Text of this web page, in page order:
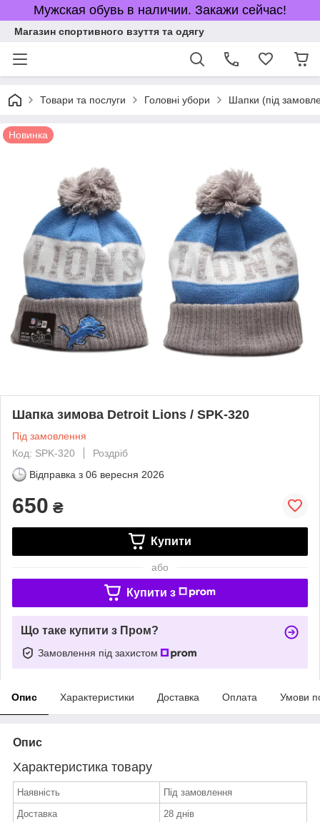
Мужская обувь в наличии. Закажи сейчас!
Магазин спортивного взуття та одягу
Товари та послуги Головні убори Шапки (під
Новинка
Шапка зимова Detroit Lions / SPK-320
Під замовлення
Код: SPK-320
Роздріб
Відправка з 06 вересня 2026
650 ₴
Купити
або
Купити з
Що таке купити з Пром?
Замовлення під захистом
Опис Характеристики Доставка Оплата Умови
Опис
Характеристика товару
Наявність
Під замовлення
Доставка
28 днів